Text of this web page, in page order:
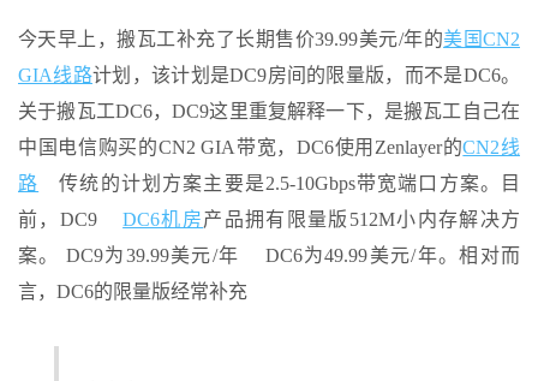
今天早上，搬瓦工补充了长期售价39.99美元/年的美国CN2
GIA线路计划，该计划是DC9房间的限量版，而不是DC6。
关于搬瓦工DC6，DC9这里重复解释一下，是搬瓦工自己在
中国电信购买的CN2 GIA带宽，DC6使用Zenlayer的CN2线
路 传统的计划方案主要是2.5-10Gbps带宽端口方案。目
前，DC9DC6机房产品拥有限量版512M小内存解决方
案。 DC9为39.99美元/年 DC6为49.99美元/年。相对而
言，DC6的限量版经常补充